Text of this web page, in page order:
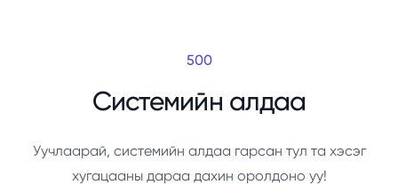
500
Системийн алдаа
Уучлаарай, системийн алдаа гарсан тул та хэсэг
хугацааны дараа дахин оролдоно уу!